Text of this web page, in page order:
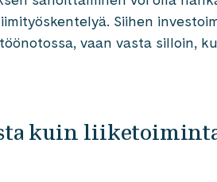
Siihen
vaan vasta silloin,
kuin